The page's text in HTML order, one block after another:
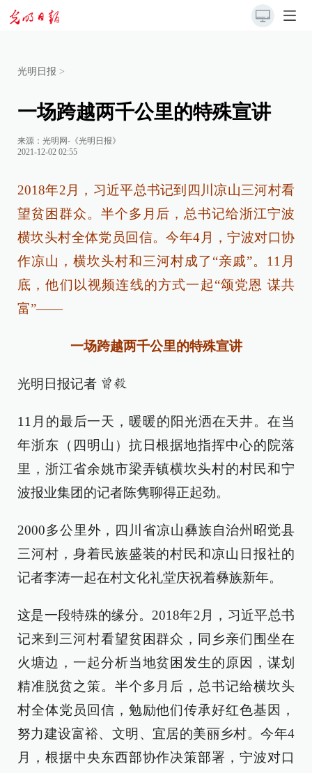
光明日报 >
一场跨越两千公里的特殊宣讲
来源： 光明网-《光明日报》
2021-12-02 02:55
2018年2月，习近平总书记到四川凉山三河村看
望贫困群众。半个多月后，总书记给浙江宁波
横坎头村全体党员回信。今年4月，宁波对口协
作凉山，横坎头村和三河村成了“亲戚”。11月
底，他们以视频连线的方式一起“颂党恩 谋共
富”——
一场跨越两千公里的特殊宣讲
光明日报记者 曾毅
11月的最后一天，暖暖的阳光洒在天井。在当
年浙东（四明山）抗日根据地指挥中心的院落
里，浙江省余姚市梁弄镇横坎头村的村民和宁
波报业集团的记者陈隽聊得正起劲。
2000多公里外，四川省凉山彝族自治州昭觉县
三河村，身着民族盛装的村民和凉山日报社的
记者李涛一起在村文化礼堂庆祝着彝族新年。
这是一段特殊的缘分。2018年2月，习近平总书
记来到三河村看望贫困群众，同乡亲们围坐在
火塘边，一起分析当地贫困发生的原因，谋划
精准脱贫之策。半个多月后，总书记给横坎头
村全体党员回信，勉励他们传承好红色基因，
努力建设富裕、文明、宜居的美丽乡村。今年4
月，根据中央东西部协作决策部署，宁波对口